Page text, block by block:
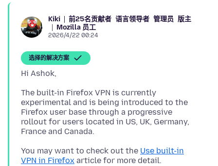
Kiki 前25名贡献者 语言领导者 管理员 版主
Mozilla 员工
2026/4/22 00:24
选择的解决方案
The built-in Firefox VPN is currently
experimental and is being introduced to the
Firefox user base through a progressive
rollout for users located in US, UK, Germany,
You may want to check out the Use built-in
VPN in Firefox